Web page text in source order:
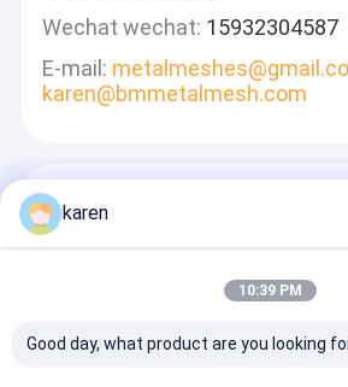
Wechat wechat: 15932304587
E-mail:
karen@bmmetalmesh.com
karen
10:39 PM
Good day, what product are you looking